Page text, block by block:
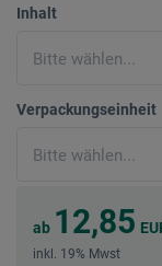
Inhalt
Verpackungseinheit
ab 12,85
inkl. 19% Mwst